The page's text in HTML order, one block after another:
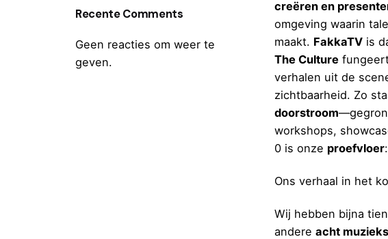
Recente Comments
Geen reacties om weer te
geven.
creëren en
omgeving waarin
maakt. FakkaTV is
The Culture
verhalen uit de
zichtbaarheid. Zo
doorstroom
workshops,
0 is onze proefvloer
Ons verhaal in het
Wij hebben bijna
andereacht